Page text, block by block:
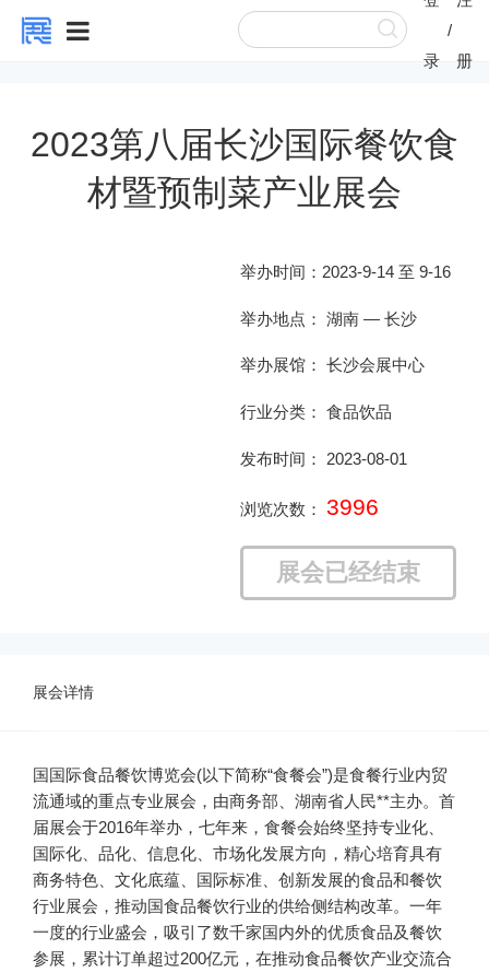
录
/
册
2023第八届长沙国际餐饮食
材暨预制菜产业展会
举办时间： 2023-9-14 至 9-16
举办地点： 湖南 — 长沙
举办展馆： 长沙会展中心
行业分类： 食品饮品
发布时间： 2023-08-01
浏览次数： 3996
展会已经结束
展会详情
国国际食品餐饮博览会(以下简称“食餐会”)是食餐行业内贸
流通域的重点专业展会，由商务部、湖南省人民**主办。首
届展会于2016年举办，七年来，食餐会始终坚持专业化、
国际化、品化、信息化、市场化发展方向，精心培育具有
商务特色、文化底蕴、国际标准、创新发展的食品和餐饮
行业展会，推动国食品餐饮行业的供给侧结构改革。一年
一度的行业盛会，吸引了数千家国内外的优质食品及餐饮
参展，累计订单超过200亿元，在推动食品餐饮产业交流合